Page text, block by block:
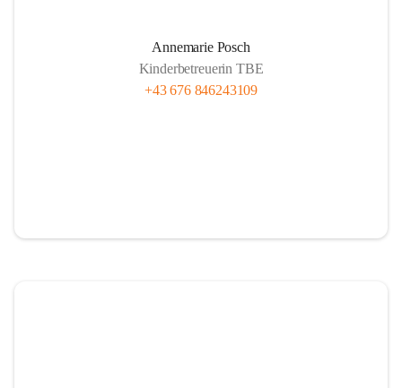
Annemarie Posch
Kinderbetreuerin TBE
+43 676 846243109